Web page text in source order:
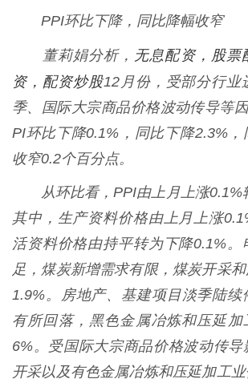
PPI环比下降，同比降幅收窄
董莉娟分析， 无息配资，股票
资，配资炒股12月份，受部分行业
季、国际大宗商品价格波动传导等
PI环比下降0.1%，同比下降2.3%，
收窄0.2个百分点。
从环比看，PPI由上月上涨0.1%
其中，生产资料价格由上月上涨
活资料价格由持平转为下降0.1%。
足，煤炭新增需求有限，煤炭开采
1.9%。房地产、基建项目淡季陆续
有所回落，黑色金属冶炼和压延加
6%。受国际大宗商品价格波动传
开采以及有色金属冶炼和压延加工